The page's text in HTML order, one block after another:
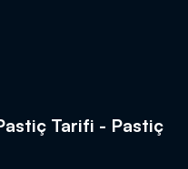
Tarifi - Pastiç